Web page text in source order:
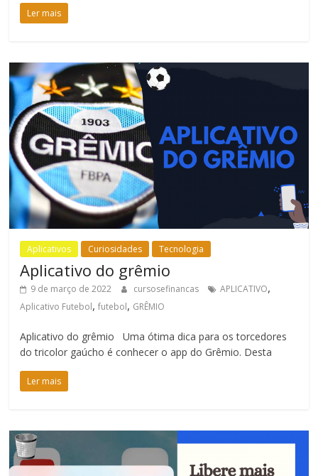
Ler mais
Aplicativos Curiosidades Tecnologia
Aplicativo do grêmio
9 de março de 2022 cursosefinancas APLICATIVO,
Aplicativo Futebol,futebol, GRÊMIO
Aplicativo do grêmio Uma ótima dica para os torcedores
do tricolor gaúcho é conhecer o app do Grêmio. Desta
Ler mais